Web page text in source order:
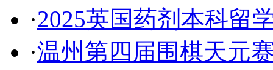
·2025英国药剂本科留
·温州第四届围棋天元